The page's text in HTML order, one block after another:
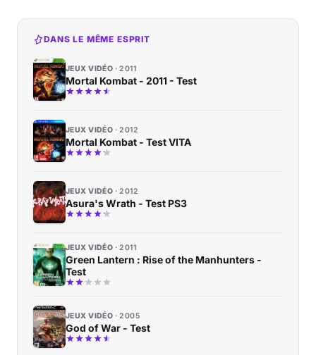
DANS LE MÊME ESPRIT
JEUX VIDÉO 2011
Mortal Kombat - 2011 - Test
JEUX VIDÉO 2012
Mortal Kombat - Test VITA
JEUX VIDÉO 2012
Asura's Wrath - Test PS3
JEUX VIDÉO 2011
Green Lantern : Rise of the Manhunters -
Test
JEUX VIDÉO 2005
God of War - Test